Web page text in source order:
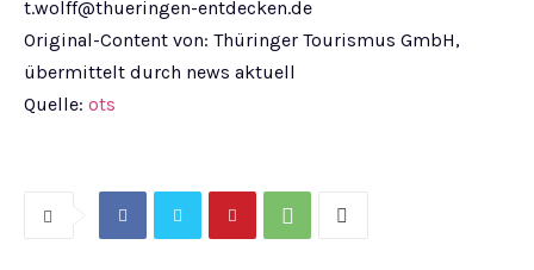
t.wolff@thueringen-entdecken.de
Original-Content von: Thüringer Tourismus GmbH,
übermittelt durch news aktuell
Quelle: ots